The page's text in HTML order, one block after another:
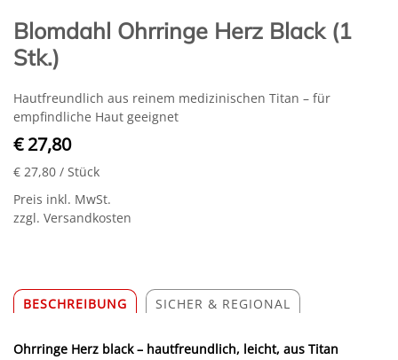
Blomdahl Ohrringe Herz Black (1
Stk.)
Hautfreundlich aus reinem medizinischen Titan – für
empfindliche Haut geeignet
€ 27,80
€ 27,80 / Stück
Preis inkl. MwSt.
zzgl. Versandkosten
BESCHREIBUNG SICHER & REGIONAL
Ohrringe Herz black – hautfreundlich, leicht, aus Titan